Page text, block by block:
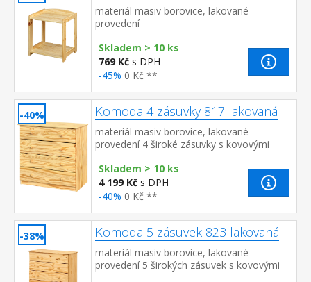
materiál masiv borovice, lakované
provedení
Skladem > 10 ks
769 Kč s DPH
-45% 0 Kč **
-40% Komoda 4 zásuvky 817 lakovaná
materiál masiv borovice, lakované
provedení 4 široké zásuvky s kovovými
Skladem > 10 ks
4 199 Kč s DPH
-40% 0 Kč **
-38% Komoda 5 zásuvek 823 lakovaná
materiál masiv borovice, lakované
provedení 5 širokých zásuvek s kovovými